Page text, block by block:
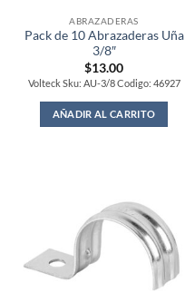
ABRAZADERAS
Pack de 10 Abrazaderas Uña
3/8″
$13.00
Volteck Sku: AU-3/8 Codigo: 46927
AÑADIR AL CARRITO